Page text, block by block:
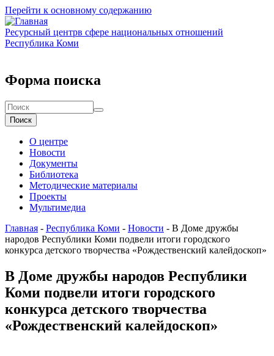
Перейти к основному содержанию
Ресурсный центрв сфере национальных отношений
Республика Коми
Форма поиска
Поиск
О центре
Новости
Документы
Библиотека
Методические материалы
Проекты
Мультимедиа
Главная - Республика Коми - Новости - В Доме дружбы
народов Республики Коми подвели итоги городского
конкурса детского творчества «Рождественский калейдоскоп»
В Доме дружбы народов Республики
Коми подвели итоги городского
конкурса детского творчества
«Рождественский калейдоскоп»